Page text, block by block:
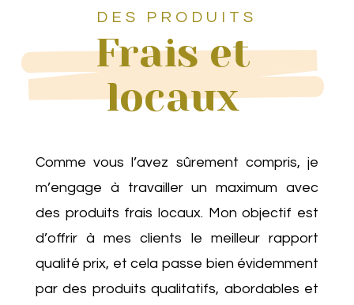
DES PRODUITS
Frais et
locaux
Comme vous l’avez sûrement compris, je
m’engage à travailler un maximum avec
des produits frais locaux. Mon objectif est
d’offrir à mes clients le meilleur rapport
qualité prix, et cela passe bien évidemment
par des produits qualitatifs, abordables et